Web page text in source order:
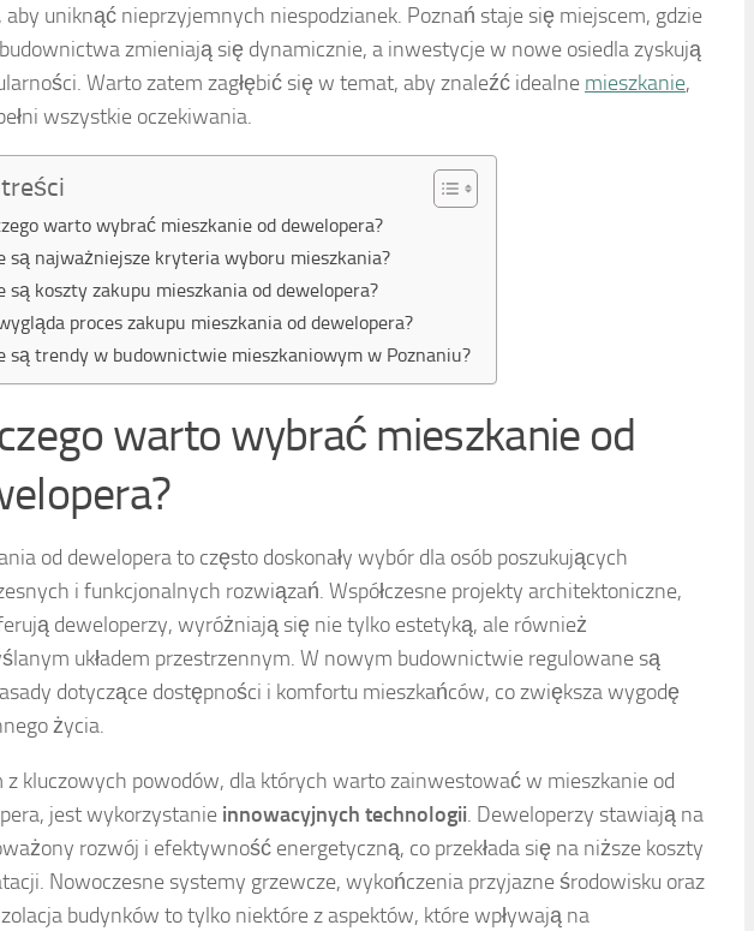
aby uniknąć nieprzyjemnych niespodzianek. Poznań staje się miejscem, gdzie
zmieniają się dynamicznie, a inwestycje w nowe osiedla zyskują
Warto zatem zagłębić się w temat, aby znaleźć idealne mieszkanie,
wszystkie oczekiwania.
warto wybrać mieszkanie od dewelopera?
są najważniejsze kryteria wyboru mieszkania?
są koszty zakupu mieszkania od dewelopera?
proces zakupu mieszkania od dewelopera?
są trendy w budownictwie mieszkaniowym w Poznaniu?
warto wybrać mieszkanie od
od dewelopera to często doskonały wybór dla osób poszukujących
i funkcjonalnych rozwiązań. Współczesne projekty architektoniczne,
deweloperzy, wyróżniają się nie tylko estetyką, ale również
układem przestrzennym. W nowym budownictwie regulowane są
dotyczące dostępności i komfortu mieszkańców, co zwiększa wygodę
życia.
z kluczowych powodów, dla których warto zainwestować w mieszkanie od
jest wykorzystanie innowacyjnych technologii. Deweloperzy stawiają na
rozwój i efektywność energetyczną, co przekłada się na niższe koszty
Nowoczesne systemy grzewcze, wykończenia przyjazne środowisku oraz
budynków to tylko niektóre z aspektów, które wpływają na